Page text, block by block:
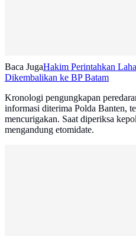
Baca JugaHakim Perintahkan
Dikembalikan ke BP Batam
Kronologi pengungkapan
informasi diterima Polda Banten,
mencurigakan. Saat diperiksa
mengandung etomidate.